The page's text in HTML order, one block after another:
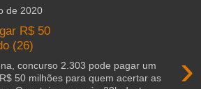
de 2020
R$ 50
(26)
›
concurso 2.303 pode pagar um
50 milhões para quem acertar as